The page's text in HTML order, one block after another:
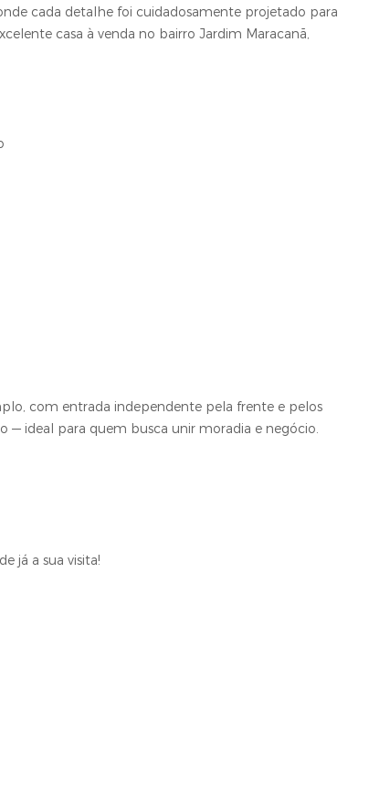
cada detalhe foi cuidadosamente projetado para
casa à venda no bairro Jardim Maracanã,
com entrada independente pela frente e pelos
ideal para quem busca unir moradia e negócio.
já a sua visita!